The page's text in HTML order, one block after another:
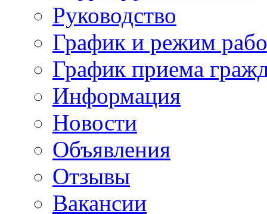
Руководство
График и режим
График приема
Информация
Новости
Объявления
Отзывы
Вакансии